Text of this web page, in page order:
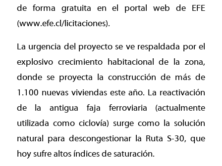
de forma gratuita en el portal web de EFE
(www.efe.cl/licitaciones).
La urgencia del proyecto se ve respaldada por el
explosivo crecimiento habitacional de la zona,
donde se proyecta la construcción de más de
1.100 nuevas viviendas este año. La reactivación
de la antigua faja ferroviaria (actualmente
utilizada como ciclovía) surge como la solución
natural para descongestionar la Ruta S-30, que
hoy sufre altos índices de saturación.